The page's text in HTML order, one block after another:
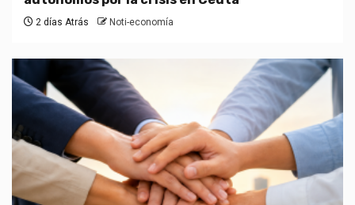
2 días Atrás Noti-economía